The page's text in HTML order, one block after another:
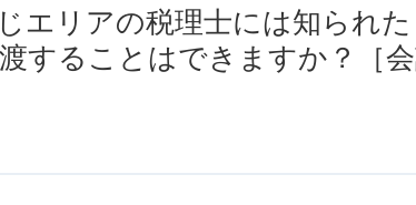
エリアの税理士には知られ
することはできますか？［